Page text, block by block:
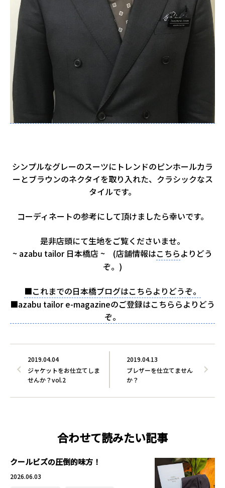
シンプルなグレーのスーツにトレンドのピンホールカラ
ーとブラウンのネクタイを取り入れた、クラシックなス
タイルです。
コーディネートの参考にして頂けましたら幸いです。
是非店頭にて生地をご覧くださいませ。
~ azabu tailor 日本橋店 ~ (店舗情報はこちらよりどう
ぞ。)
■これまでの日本橋ブログはこちらよりどうぞ。
■azabu tailor e-magazineのご登録はこちららよりどう
ぞ。
2019.04.13
ブレザーを仕立てません
か？
2019.04.04
ジャケットをお仕立てしま
せんか？vol.2
合わせて読みたい記事
クールビズの圧倒的味方！
2026.06.03